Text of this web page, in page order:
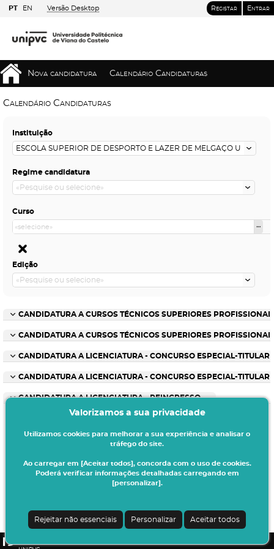
PT EN Versão Desktop Registar Entrar
Nova candidatura Calendário Candidaturas
Calendário Candidaturas
Instituição
Regime candidatura
Curso
Edição
CANDIDATURA A CURSOS TÉCNICOS SUPERIORES
CANDIDATURA A CURSOS TÉCNICOS SUPERIORES
CANDIDATURA A LICENCIATURA - CONCURSO ESPECIAL-
CANDIDATURA A LICENCIATURA - CONCURSO ESPECIAL-
CANDIDATURA A LICENCIATURA - REINGRESSO
sua matrícula/inscrição no presente ano letivo.
Todos os dados introduzidos serão da sua responsabilidade.
Valorizamos a sua privacidade
Utilizamos cookies para melhorar a sua experiência e analisar o
tráfego do site.
Ao carregar em [Aceitar todos], concorda com o uso de cookies.
Poderá verificar informações detalhadas carregando em
[personalizar].
Rejeitar não essenciais Personalizar Aceitar todos